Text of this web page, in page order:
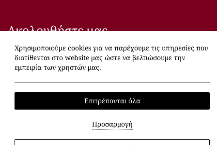
Ακολουθήστε μας
Facebook
InstagramTripAdvisor
MHTE: 1247Κ015Α0031000. ΓΕΜΗ: 125804201000.
Χρησιμοποιούμε cookies για να παρέχουμε τις υπηρεσίες που
διατίθενται στο website μας ώστε να βελτιώσουμε την
εμπειρία των χρηστών μας.
Επιτρέπονται όλα
Προσαρμογή